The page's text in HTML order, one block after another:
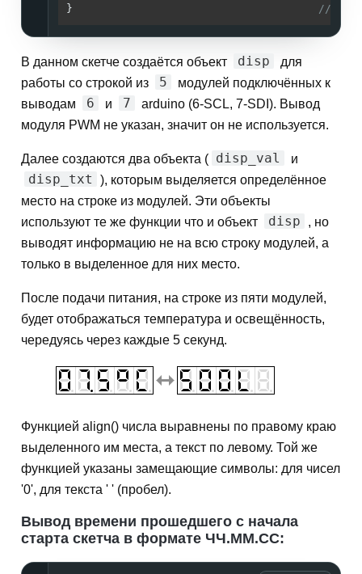
}
//
В данном скетче создаётся объект disp
для
работы со строкой из
5
модулей подключённых к
выводам
6 и 7
arduino (6-SCL, 7-SDI). Вывод
модуля PWM не указан, значит он не используется.
Далее создаются два объекта ( disp_val и
disp_txt
), которым выделяется определённое
место на строке из модулей. Эти объекты
используют те же функции что и объект
disp
, но
выводят информацию не на всю строку модулей, а
только в выделенное для них место.
После подачи питания, на строке из пяти модулей,
будет отображаться температура и освещённость,
чередуясь через каждые 5 секунд.
Функцией align() числа выравнены по правому краю
выделенного им места, а текст по левому. Той же
функцией указаны замещающие символы: для чисел
'0', для текста ' ' (пробел).
Вывод времени прошедшего с начала
старта скетча в формате ЧЧ.ММ.СС: